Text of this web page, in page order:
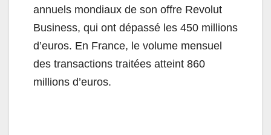
annuels mondiaux de son offre Revolut
Business, qui ont dépassé les 450 millions
d’euros. En France, le volume mensuel
des transactions traitées atteint 860
millions d’euros.